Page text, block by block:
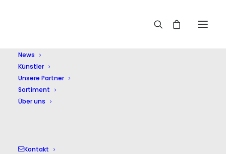
News
Künstler
Unsere Partner
Sortiment
Über uns
Kontakt
Constantin Trinks